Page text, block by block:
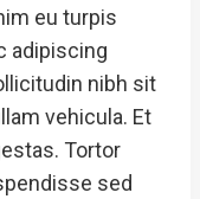
eu turpis
adipiscing
nibh sit
vehicula. Et
Tortor
sed